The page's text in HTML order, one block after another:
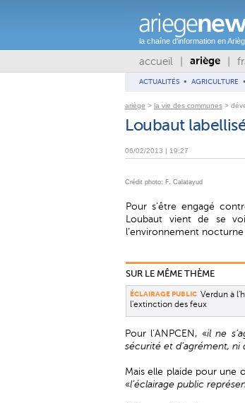
la chaîne d'information en
accueil ariège
ACTUALITÉS • AGRICULTURE •
ariège > la vie des communes >
Loubaut
06/02/2013 | 19:27
Crédit photo: F. Calatayud
SUR LE MÊME THÈME
ÉCLAIRAGE PUBLIC Verdun à
l'extinction des feux
Pour s’être engagé
Loubaut vient de se
l’environnement
Pour l’ANPCEN, «il ne
sécurité et d’agrément, ni
Mais elle plaide pour une
«l’éclairage public